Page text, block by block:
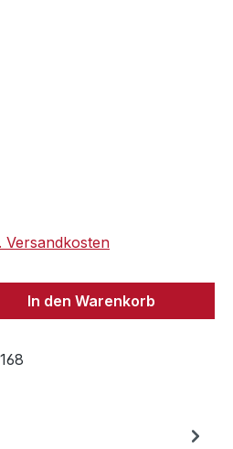
Versandkosten
Gib den
In den Warenkorb